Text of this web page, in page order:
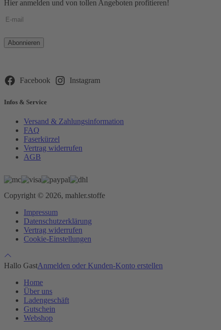
Hier anmelden und von tollen Angeboten profitieren!
Bitte
lasse
leer.
Facebook Instagram
Infos & Service
Versand & Zahlungsinformation
FAQ
Faserkürzel
Vertrag widerrufen
AGB
Copyright © 2026, mahler.stoffe
Impressum
Datenschutzerklärung
Vertrag widerrufen
Cookie-Einstellungen
Hallo GastAnmelden oder Kunden-Konto erstellen
Home
Über uns
Ladengeschäft
Gutschein
Webshop